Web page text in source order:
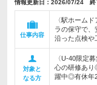
情報更新日：2026/07/24 終
仕事内容
〈駅ホーム
ラの保守で
沿った点検や
対象と
なる方
〈U-40限定
心の研修あ
躍中◎有休年